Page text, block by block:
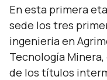
En esta primera
sede los tres
ingeniería en
Tecnología
de los títulos